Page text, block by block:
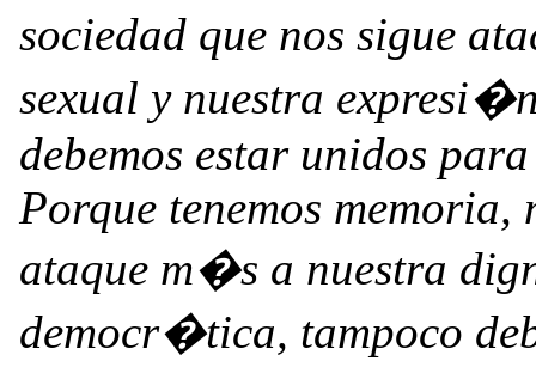
sociedad que nos sigue
sexual y nuestra
debemos estar unidos
Porque tenemos
ataque m�s a nuestra
democr�tica, tampoco